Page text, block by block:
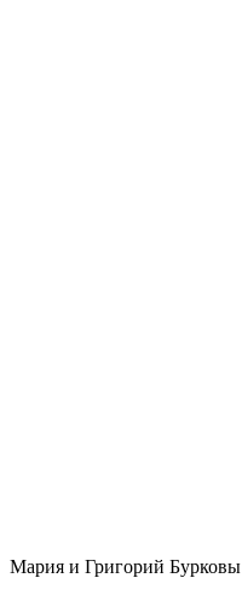
Мария и Григорий Бурковы